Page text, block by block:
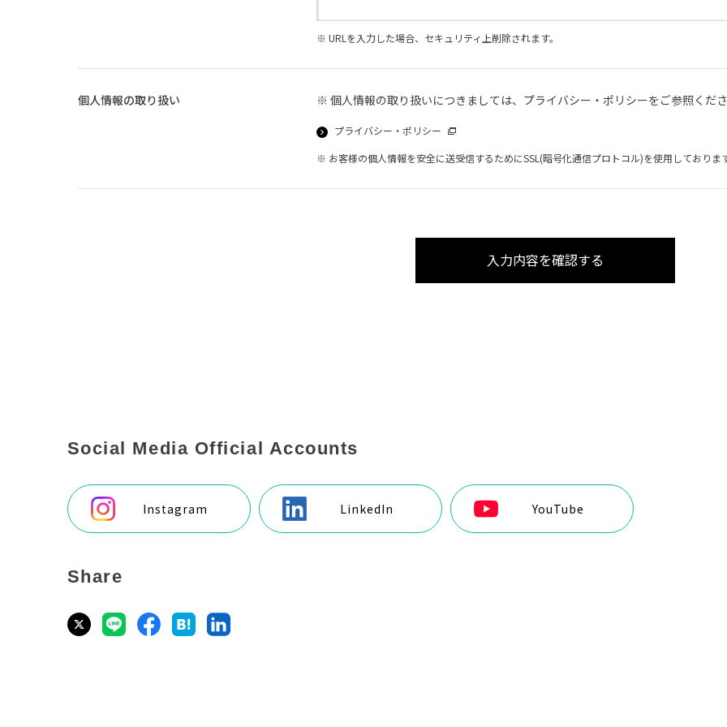
※ URLを入力した場合、セキュリティ上削除されます。
個人情報の取り扱い ※ 個人情報の取り扱いにつきましては、プライバシー・ポリシーをご参照くださ
プライバシー・ポリシー
※ お客様の個人情報を安全に送受信するためにSSL(暗号化通信プロトコル)を使用しております
入力内容を確認する
Social Media Official Accounts
Instagram LinkedIn YouTube
Share